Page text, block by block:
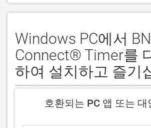
Windows PC에서
Connect® Timer를
하여 설치하고 즐기
호환되는 PC 앱 또는 대